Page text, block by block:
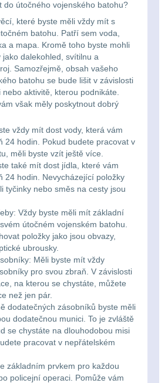
4
556
svítilny
11
do útočného vojenského batohu?
které byste měli vždy mít s
batohu. Patří sem voda,
a mapa. Kromě toho byste mohli
dalekohled, svítilnu a
Samozřejmě, obsah vašeho
batohu se bude lišit v závislosti
aktivitě, kterou podnikáte.
však měly poskytnout dobrý
vždy mít dost vody, která vám
24 hodin. Pokud budete pracovat v
měli byste vzít ještě více.
také mít dost jídla, které vám
24 hodin. Nevycházející položky
tyčinky nebo směs na cesty jsou
Vždy byste měli mít základní
útočném vojenském batohu.
položky jako jsou obvazy,
ubrousky.
Měli byste mít vždy
pro svou zbraň. V závislosti
na kterou se chystáte, můžete
než jen pár.
dodatečných zásobníků byste měli
dodatečnou munici. To je zvláště
se chystáte na dlouhodobou misi
pracovat v nepřátelském
základním prvkem pro každou
policejní operaci. Pomůže vám